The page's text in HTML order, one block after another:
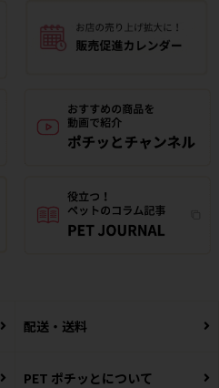
配送・送料
PET ポチッとについて